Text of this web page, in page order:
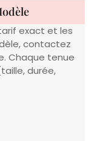
exact et les
contactez
Chaque tenue
durée,